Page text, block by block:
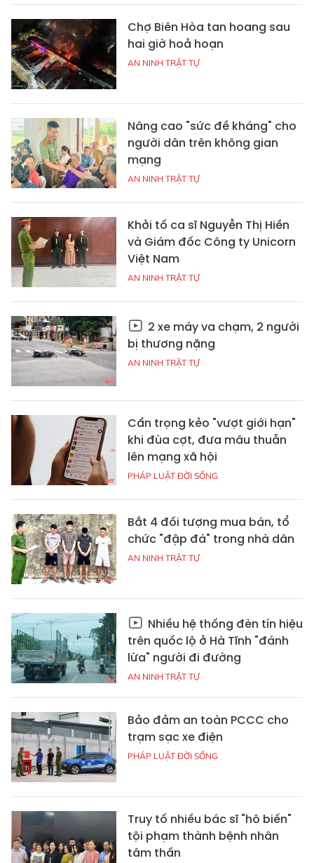
Chợ Biên Hòa tan hoang sau
hai giờ hoả hoạn
AN NINH TRẬT TỰ
Nâng cao "sức đề kháng" cho
người dân trên không gian
mạng
AN NINH TRẬT TỰ
Khởi tố ca sĩ Nguyễn Thị Hiền
và Giám đốc Công ty Unicorn
Việt Nam
AN NINH TRẬT TỰ
2 xe máy va chạm, 2 người
bị thương nặng
AN NINH TRẬT TỰ
Cẩn trọng kẻo "vượt giới hạn"
khi đùa cợt, đưa mâu thuẫn
lên mạng xã hội
PHÁP LUẬT ĐỜI SỐNG
Bắt 4 đối tượng mua bán, tổ
chức "đập đá" trong nhà dân
AN NINH TRẬT TỰ
Nhiều hệ thống đèn tín hiệu
trên quốc lộ ở Hà Tĩnh "đánh
lừa" người đi đường
AN NINH TRẬT TỰ
Bảo đảm an toàn PCCC cho
trạm sạc xe điện
PHÁP LUẬT ĐỜI SỐNG
Truy tố nhiều bác sĩ "hô biến"
tội phạm thành bệnh nhân
tâm thần